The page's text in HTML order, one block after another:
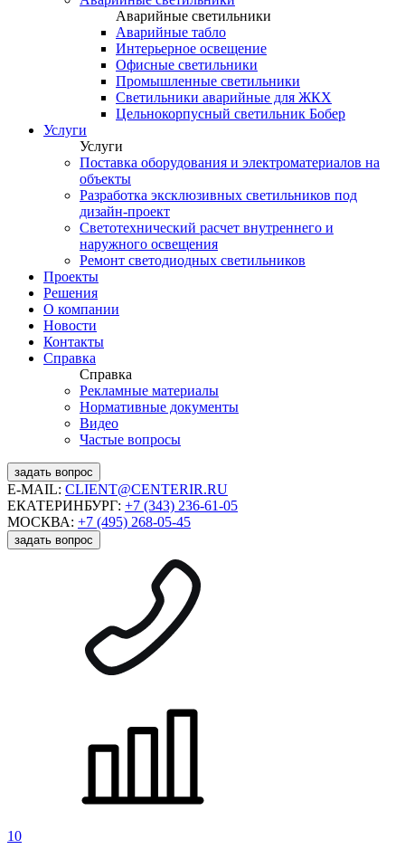
Аварийные светильники
Аварийные табло
Интерьерное освещение
Офисные светильники
Промышленные светильники
Светильники аварийные для ЖКХ
Цельнокорпусный светильник Бобер
Услуги
Услуги
Поставка оборудования и электроматериалов на
объекты
Разработка эксклюзивных светильников под
дизайн-проект
Светотехнический расчет внутреннего и
наружного освещения
Ремонт светодиодных светильников
Проекты
Решения
О компании
Новости
Контакты
Справка
Справка
Рекламные материалы
Нормативные документы
Видео
Частые вопросы
задать вопрос
E-MAIL: CLIENT@CENTERIR.RU
ЕКАТЕРИНБУРГ: +7 (343) 236-61-05
МОСКВА: +7 (495) 268-05-45
задать вопрос
10